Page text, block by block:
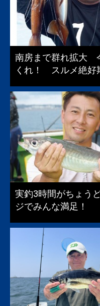
南房まで群れ拡大
くれ！ スルメ絶好
実釣3時間がちょう
ジでみんな満足！